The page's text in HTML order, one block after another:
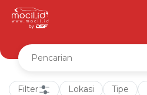
Filter Lokasi Tipe